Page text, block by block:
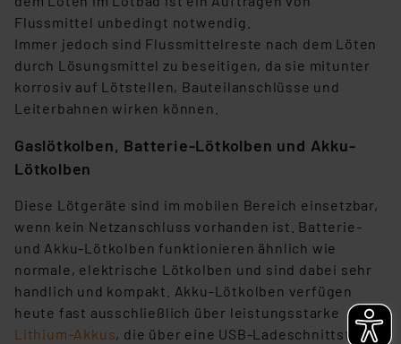
Impressum |Datenschutzerklärung
Flussmittel unbedingt notwendig.
Immer jedoch sind Flussmittelreste nach dem Löten
durch Lösungsmittel zu beseitigen, da sie mitunter
korrosiv auf Lötstellen, Bauteilanschlüsse und
Leiterbahnen wirken können.
Gaslötkolben, Batterie-Lötkolben und Akku-
Lötkolben
Diese Lötgeräte sind im mobilen Bereich einsetzbar,
wenn kein Netzanschluss vorhanden ist. Batterie-
und Akku-Lötkolben funktionieren ähnlich wie
normale, elektrische Lötkolben und sind dabei sehr
handlich und kompakt. Akku-Lötkolben verfügen
heute fast ausschließlich über leistungsstarke
Lithium-Akkus, die über eine USB-Ladeschnittstelle